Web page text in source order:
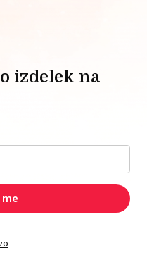
izdelek na